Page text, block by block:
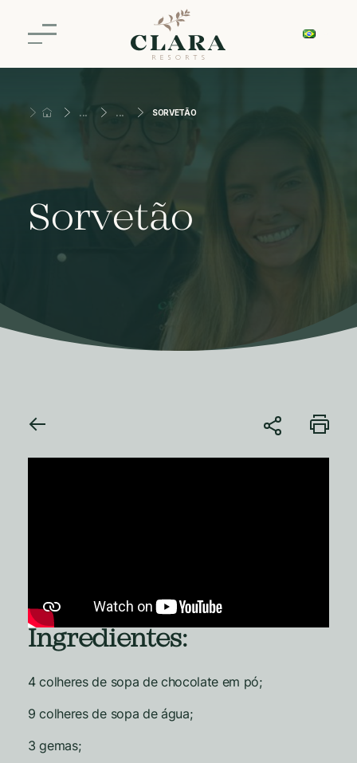
SORVETÃO
Sorvetão
Ingredientes:
4 colheres de sopa de chocolate em pó;
9 colheres de sopa de água;
3 gemas;